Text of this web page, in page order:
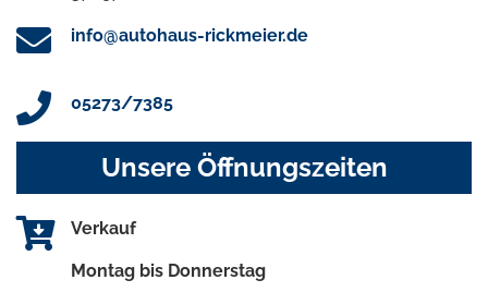
info@autohaus-rickmeier.de
05273/7385
Unsere Öffnungszeiten
Verkauf
Montag bis Donnerstag